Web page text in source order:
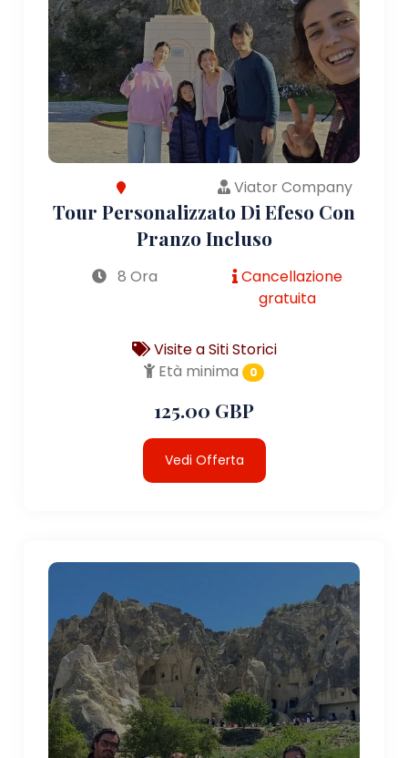
Viator Company
Tour Personalizzato Di Efeso Con
Pranzo Incluso
8 Ora
Cancellazione
gratuita
Visite a Siti Storici
Età minima
0
125.00 GBP
Vedi Offerta